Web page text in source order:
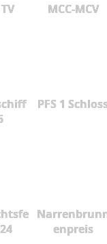
MCC-MCV
PFS 1
enpreis